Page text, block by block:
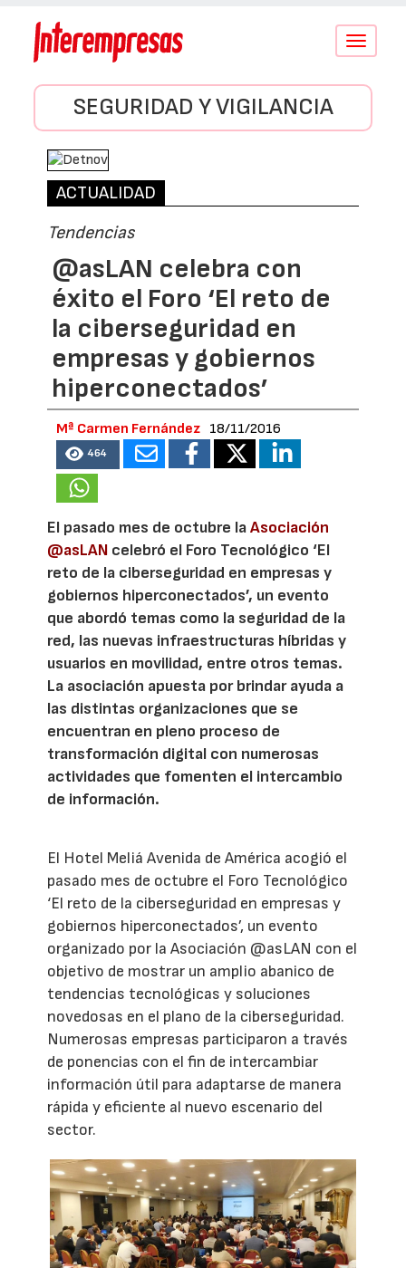
Conmutar
SEGURIDAD Y VIGILANCIA
ACTUALIDAD
Tendencias
@asLAN celebra con
éxito el Foro ‘El reto de
la ciberseguridad en
empresas y gobiernos
hiperconectados’
Mª Carmen Fernández 18/11/2016
464
El pasado mes de octubre laAsociación
@asLAN celebró el Foro Tecnológico ‘El
reto de la ciberseguridad en empresas y
gobiernos hiperconectados’, un evento
que abordó temas como la seguridad de la
red, las nuevas infraestructuras híbridas y
usuarios en movilidad, entre otros temas.
La asociación apuesta por brindar ayuda a
las distintas organizaciones que se
encuentran en pleno proceso de
transformación digital con numerosas
actividades que fomenten el intercambio
de información.
El Hotel Meliá Avenida de América acogió el
pasado mes de octubre el Foro Tecnológico
‘El reto de la ciberseguridad en empresas y
gobiernos hiperconectados’, un evento
organizado por la Asociación @asLAN con el
objetivo de mostrar un amplio abanico de
tendencias tecnológicas y soluciones
novedosas en el plano de la ciberseguridad.
Numerosas empresas participaron a través
de ponencias con el fin de intercambiar
información útil para adaptarse de manera
rápida y eficiente al nuevo escenario del
sector.